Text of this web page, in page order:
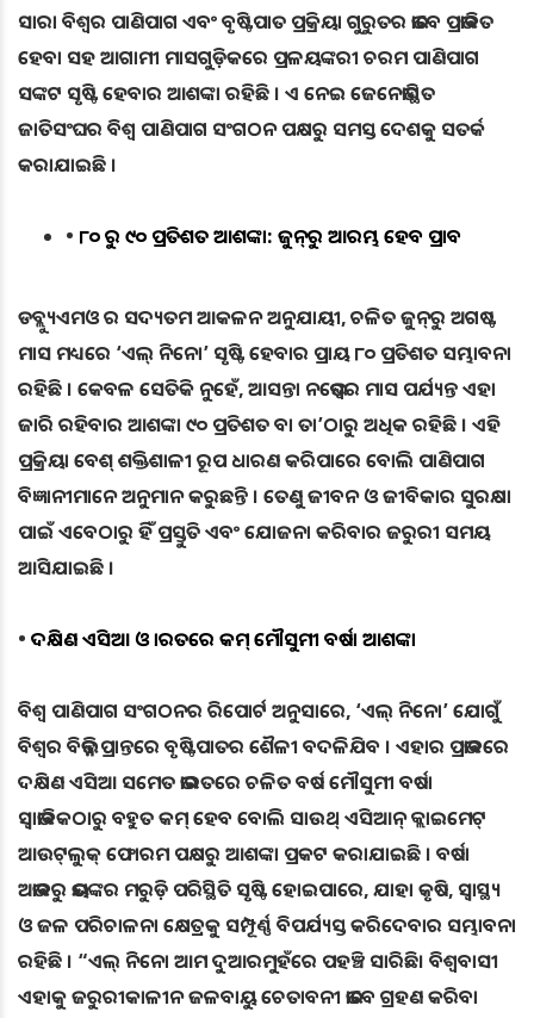
ସାରା ବିଶ୍ୱର ପାଣିପାଗ ଏବଂ ବୃଷ୍ଟିପାତ ପ୍ରକ୍ରିୟା ଗୁରୁତର ଭାବେ ପ୍ରଭାବିତ
ହେବା ସହ ଆଗାମୀ ମାସଗୁଡ଼ିକରେ ପ୍ରଳୟଙ୍କରୀ ଚରମ ପାଣିପାଗ
ସଙ୍କଟ ସୃଷ୍ଟି ହେବାର ଆଶଙ୍କା ରହିଛି । ଏ ନେଇ ଜେନେଭାସ୍ଥିତ
ଜାତିସଂଘର ବିଶ୍ୱ ପାଣିପାଗ ସଂଗଠନ ପକ୍ଷରୁ ସମସ୍ତ ଦେଶକୁ ସତର୍କ
କରାଯାଇଛି ।
• ୮୦ ରୁ ୯୦ ପ୍ରତିଶତ ଆଶଙ୍କା: ଜୁନ୍‌ରୁ ଆରମ୍ଭ ହେବ ପ୍ରଭାବ
ଡବ୍ଲ୍ୟୁଏମଓ ର ସଦ୍ୟତମ ଆକଳନ ଅନୁଯାୟୀ, ଚଳିତ ଜୁନ୍‌ରୁ ଅଗଷ୍ଟ
ମାସ ମଧ୍ୟରେ ‘ଏଲ୍ ନିନୋ’ ସୃଷ୍ଟି ହେବାର ପ୍ରାୟ ୮୦ ପ୍ରତିଶତ ସମ୍ଭାବନା
ରହିଛି । କେବଳ ସେତିକି ନୁହେଁ, ଆସନ୍ତା ନଭେମ୍ବର ମାସ ପର୍ଯ୍ୟନ୍ତ ଏହା
ଜାରି ରହିବାର ଆଶଙ୍କା ୯୦ ପ୍ରତିଶତ ବା ତା’ଠାରୁ ଅଧିକ ରହିଛି । ଏହି
ପ୍ରକ୍ରିୟା ବେଶ୍ ଶକ୍ତିଶାଳୀ ରୂପ ଧାରଣ କରିପାରେ ବୋଲି ପାଣିପାଗ
ବିଜ୍ଞାନୀମାନେ ଅନୁମାନ କରୁଛନ୍ତି । ତେଣୁ ଜୀବନ ଓ ଜୀବିକାର ସୁରକ୍ଷା
ପାଇଁ ଏବେଠାରୁ ହିଁ ପ୍ରସ୍ତୁତି ଏବଂ ଯୋଜନା କରିବାର ଜରୁରୀ ସମୟ
ଆସିଯାଇଛି ।
• ଦକ୍ଷିଣ ଏସିଆ ଓ ଭାରତରେ କମ୍ ମୌସୁମୀ ବର୍ଷା ଆଶଙ୍କା
ବିଶ୍ୱ ପାଣିପାଗ ସଂଗଠନର ରିପୋର୍ଟ ଅନୁସାରେ, ‘ଏଲ୍ ନିନୋ’ ଯୋଗୁଁ
ବିଶ୍ୱର ବିଭିନ୍ନ ପ୍ରାନ୍ତରେ ବୃଷ୍ଟିପାତର ଶୈଳୀ ବଦଳିଯିବ । ଏହାର ପ୍ରଭାବରେ
ଦକ୍ଷିଣ ଏସିଆ ସମେତ ଭାରତରେ ଚଳିତ ବର୍ଷ ମୌସୁମୀ ବର୍ଷା
ସ୍ବାଭାବିକଠାରୁ ବହୁତ କମ୍ ହେବ ବୋଲି ସାଉଥ୍ ଏସିଆନ୍ କ୍ଲାଇମେଟ୍
ଆଉଟ୍‌ଲୁକ୍ ଫୋରମ ପକ୍ଷରୁ ଆଶଙ୍କା ପ୍ରକଟ କରାଯାଇଛି । ବର୍ଷା
ଅଭାବରୁ ଭୟଙ୍କର ମରୁଡ଼ି ପରିସ୍ଥିତି ସୃଷ୍ଟି ହୋଇପାରେ, ଯାହା କୃଷି, ସ୍ବାସ୍ଥ୍ୟ
ଓ ଜଳ ପରିଚାଳନା କ୍ଷେତ୍ରକୁ ସମ୍ପୂର୍ଣ୍ଣ ବିପର୍ଯ୍ୟସ୍ତ କରିଦେବାର ସମ୍ଭାବନା
ରହିଛି । “ଏଲ୍ ନିନୋ ଆମ ଦୁଆରମୁହଁରେ ପହଞ୍ଚି ସାରିଛି। ବିଶ୍ୱବାସୀ
ଏହାକୁ ଜରୁରୀକାଳୀନ ଜଳବାୟୁ ଚେତାବନୀ ଭାବେ ଗ୍ରହଣ କରିବା